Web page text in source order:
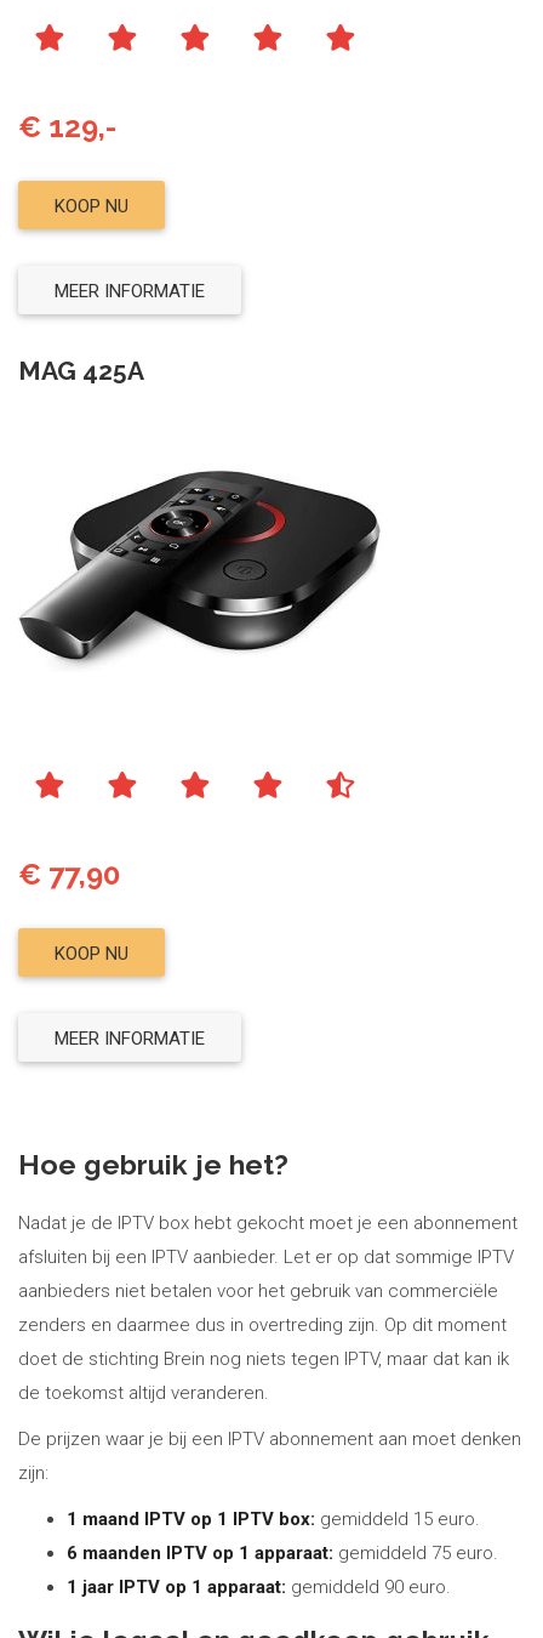
€ 129,-
KOOP NU
MEER INFORMATIE
MAG 425A
€ 77,90
KOOP NU
MEER INFORMATIE
Hoe gebruik je het?
Nadat je de IPTV box hebt gekocht moet je een abonnement
afsluiten bij een IPTV aanbieder. Let er op dat sommige IPTV
aanbieders niet betalen voor het gebruik van commerciële
zenders en daarmee dus in overtreding zijn. Op dit moment
doet de stichting Brein nog niets tegen IPTV, maar dat kan ik
de toekomst altijd veranderen.
De prijzen waar je bij een IPTV abonnement aan moet denken
zijn:
1 maand IPTV op 1 IPTV box: gemiddeld 15 euro.
6 maanden IPTV op 1 apparaat: gemiddeld 75 euro.
1 jaar IPTV op 1 apparaat: gemiddeld 90 euro.